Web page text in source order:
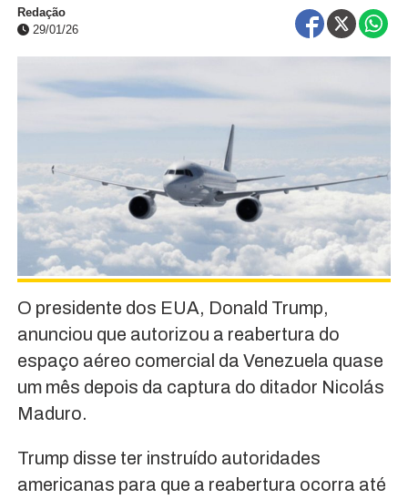
Redação
29/01/26
O presidente dos EUA, Donald Trump,
anunciou que autorizou a reabertura do
espaço aéreo comercial da Venezuela quase
um mês depois da captura do ditador Nicolás
Maduro.
Trump disse ter instruído autoridades
americanas para que a reabertura ocorra até